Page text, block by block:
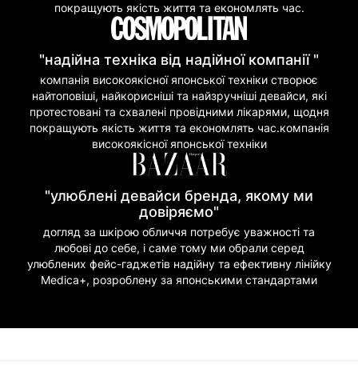
покращують якість життя та економлять час.
"надійна техніка від надійної компанії "
компанія високоякісної японської техніки створює
найтоповіші, найкорисніші та найзручніші девайси, які
протестовані та схвалені провідними лікарями, щодня
покращують якість життя та економлять час.компанія
високоякісної японської техніки
"улюблені девайси бренда, якому ми
довіряємо"
догляд за шкірою обличчя потребує уважності та
любові до себе, і саме тому ми обрали серед
улюблених фейс-гаджетів надійну та ефективну лінійку
Medica+, розроблену за японськими стандартами